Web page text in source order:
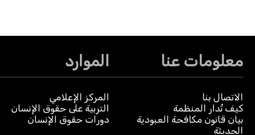
معلومات عنا
الاتصال بنا
كيف تُدار المنظمة
بيان قانون مكافحة العبودية
الحديثة
الموارد
المركز الإعلامي
التربية على حقوق الإنسان
دورات حقوق الإنسان